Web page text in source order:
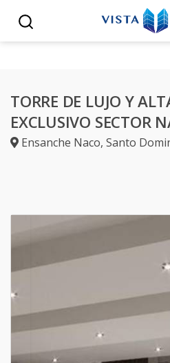
TORRE DE LUJO Y
EXCLUSIVO SECTOR
Ensanche Naco, Santo